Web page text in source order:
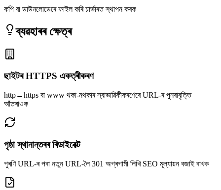
কপি বা ডাউনলোডেৰে ফাইল কৰি চাৰ্ভাৰত স্থাপন কৰক
ব্যৱহাৰৰ ক্ষেত্ৰ
ছাইটৰ HTTPS একত্ৰীকৰণ
http→https বা www থকা-নথকাৰ স্বাভাৱিকীকৰণেৰে URL-ৰ পুনৰাবৃত্তি
আঁতৰাওক
পৃষ্ঠা স্থানান্তৰৰ ৰিডাইৰেক্ট
পুৰণি URL-ৰ পৰা নতুন URL-লৈ 301 অগ্ৰগামী লিখি SEO মূল্যায়ন বজাই ৰাখক